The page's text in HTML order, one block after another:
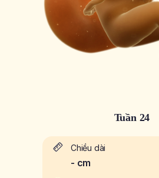
Tuần 24
Chiều dài
- cm